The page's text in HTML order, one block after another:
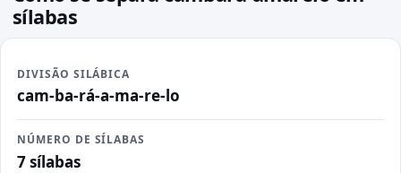
sílabas
DIVISÃO SILÁBICA
cam-ba-rá-a-ma-re-lo
NÚMERO DE SÍLABAS
7 sílabas